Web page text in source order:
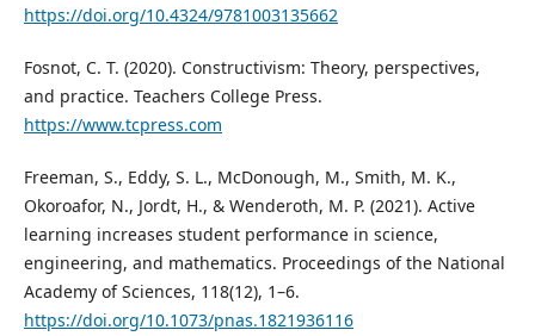
https://doi.org/10.4324/9781003135662
Fosnot, C. T. (2020). Constructivism: Theory, perspectives,
and practice. Teachers College Press.
https://www.tcpress.com
Freeman, S., Eddy, S. L., McDonough, M., Smith, M. K.,
Okoroafor, N., Jordt, H., & Wenderoth, M. P. (2021). Active
learning increases student performance in science,
engineering, and mathematics. Proceedings of the National
Academy of Sciences, 118(12), 1–6.
https://doi.org/10.1073/pnas.1821936116